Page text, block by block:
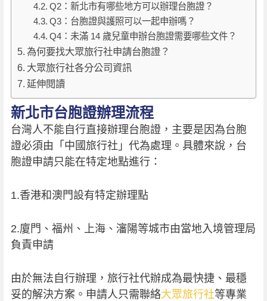
Q2：新北市有哪些地方可以辦理台胞證？
Q3：台胞證與護照可以一起申辦嗎？
Q4：未滿 14 歲兒童申辦台胞證需要哪些文件？
為何要找大眾旅行社申請台胞證？
大眾旅行社各分公司資訊
延伸閱讀
新北市台胞證辦理流程
台灣人不能自行直接辦理台胞證，主要是因為台胞
證必須由「中國旅行社」代為處理。具體來說，台
胞證申請只能在特定地點進行：
1.香港和澳門設有特定辦理點
2.廈門、福州、上海、瀋陽等城市由當地入境管理局
負責申請
由於無法自行辦理，旅行社代辦成為最快捷、最穩
妥的解決方案。申請人只需聯絡大眾旅行社等專業